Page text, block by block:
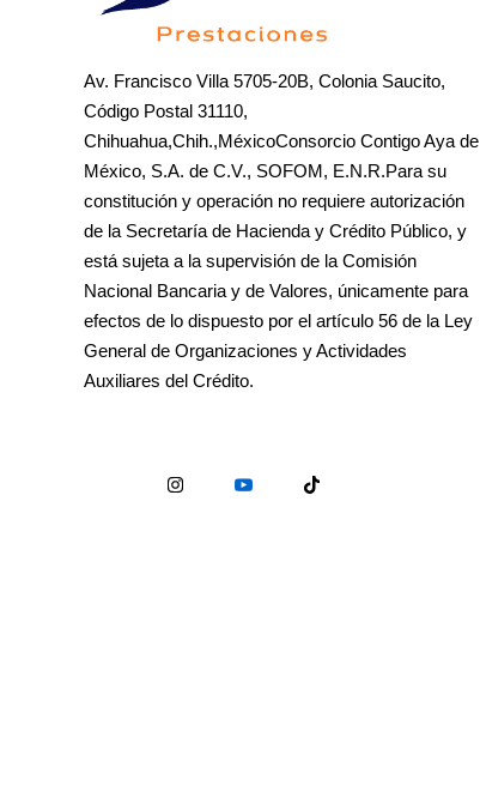
Av. Francisco Villa 5705-20B, Colonia Saucito,
Código Postal 31110,
Chihuahua,Chih.,MéxicoConsorcio Contigo Aya de
México, S.A. de C.V., SOFOM, E.N.R.Para su
constitución y operación no requiere autorización
de la Secretaría de Hacienda y Crédito Público, y
está sujeta a la supervisión de la Comisión
Nacional Bancaria y de Valores, únicamente para
efectos de lo dispuesto por el artículo 56 de la Ley
General de Organizaciones y Actividades
Auxiliares del Crédito.